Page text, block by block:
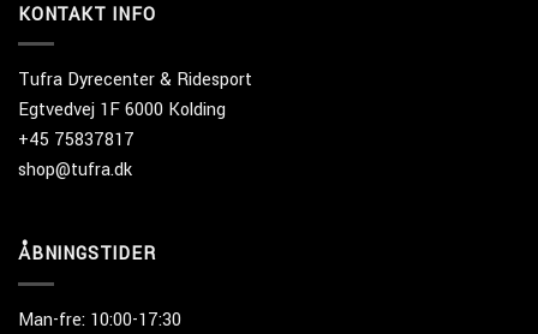
KONTAKT INFO
Tufra Dyrecenter & Ridesport
Egtvedvej 1F 6000 Kolding
+45 75837817
shop@tufra.dk
ÅBNINGSTIDER
Man-fre: 10:00-17:30